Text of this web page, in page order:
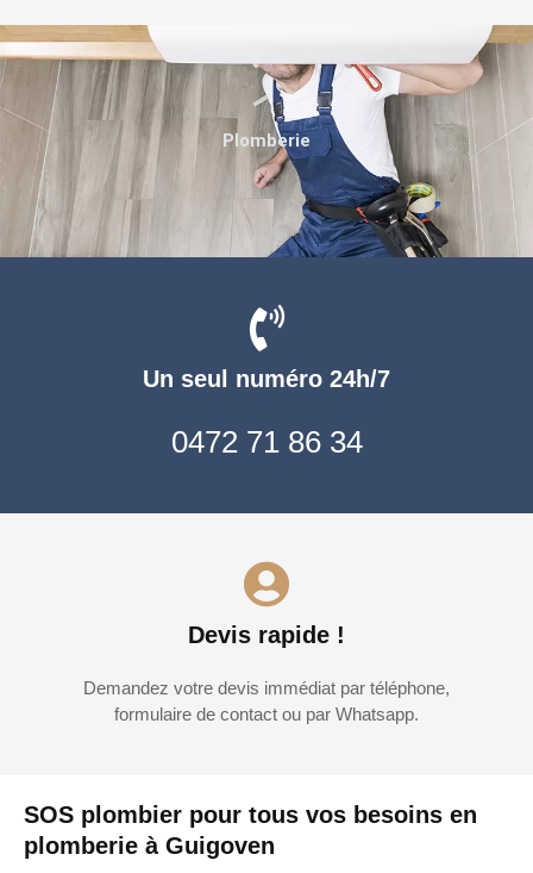
SOS plombier pour tous vos besoins en
plomberie à Guigoven
Un seul numéro 24h/7
0472 71 86 34
Devis rapide !
Demandez votre devis immédiat par téléphone,
formulaire de contact ou par Whatsapp.
Plomberie